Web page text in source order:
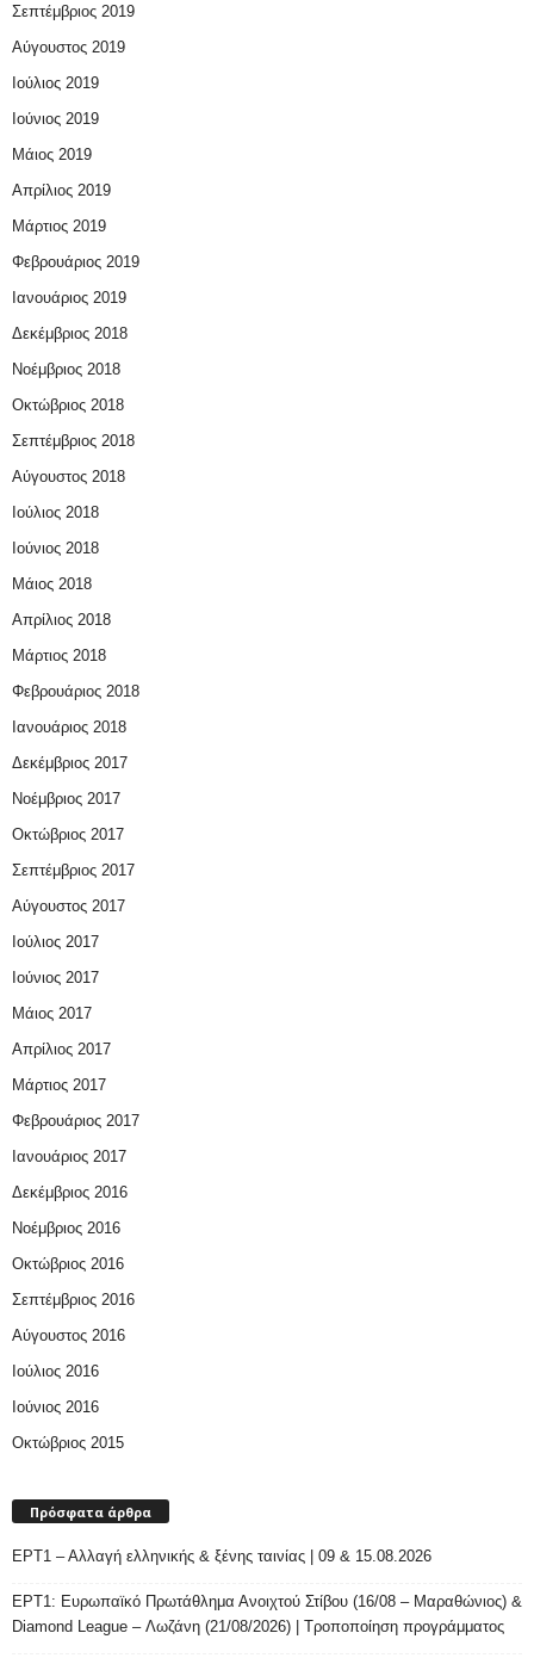
Σεπτέμβριος 2019
Αύγουστος 2019
Ιούλιος 2019
Ιούνιος 2019
Μάιος 2019
Απρίλιος 2019
Μάρτιος 2019
Φεβρουάριος 2019
Ιανουάριος 2019
Δεκέμβριος 2018
Νοέμβριος 2018
Οκτώβριος 2018
Σεπτέμβριος 2018
Αύγουστος 2018
Ιούλιος 2018
Ιούνιος 2018
Μάιος 2018
Απρίλιος 2018
Μάρτιος 2018
Φεβρουάριος 2018
Ιανουάριος 2018
Δεκέμβριος 2017
Νοέμβριος 2017
Οκτώβριος 2017
Σεπτέμβριος 2017
Αύγουστος 2017
Ιούλιος 2017
Ιούνιος 2017
Μάιος 2017
Απρίλιος 2017
Μάρτιος 2017
Φεβρουάριος 2017
Ιανουάριος 2017
Δεκέμβριος 2016
Νοέμβριος 2016
Οκτώβριος 2016
Σεπτέμβριος 2016
Αύγουστος 2016
Ιούλιος 2016
Ιούνιος 2016
Οκτώβριος 2015
Πρόσφατα άρθρα
ΕΡΤ1 – Αλλαγή ελληνικής & ξένης ταινίας | 09 & 15.08.2026
ΕΡΤ1: Ευρωπαϊκό Πρωτάθλημα Ανοιχτού Στίβου (16/08 – Μαραθώνιος) &
Diamond League – Λωζάνη (21/08/2026) | Τροποποίηση προγράμματος